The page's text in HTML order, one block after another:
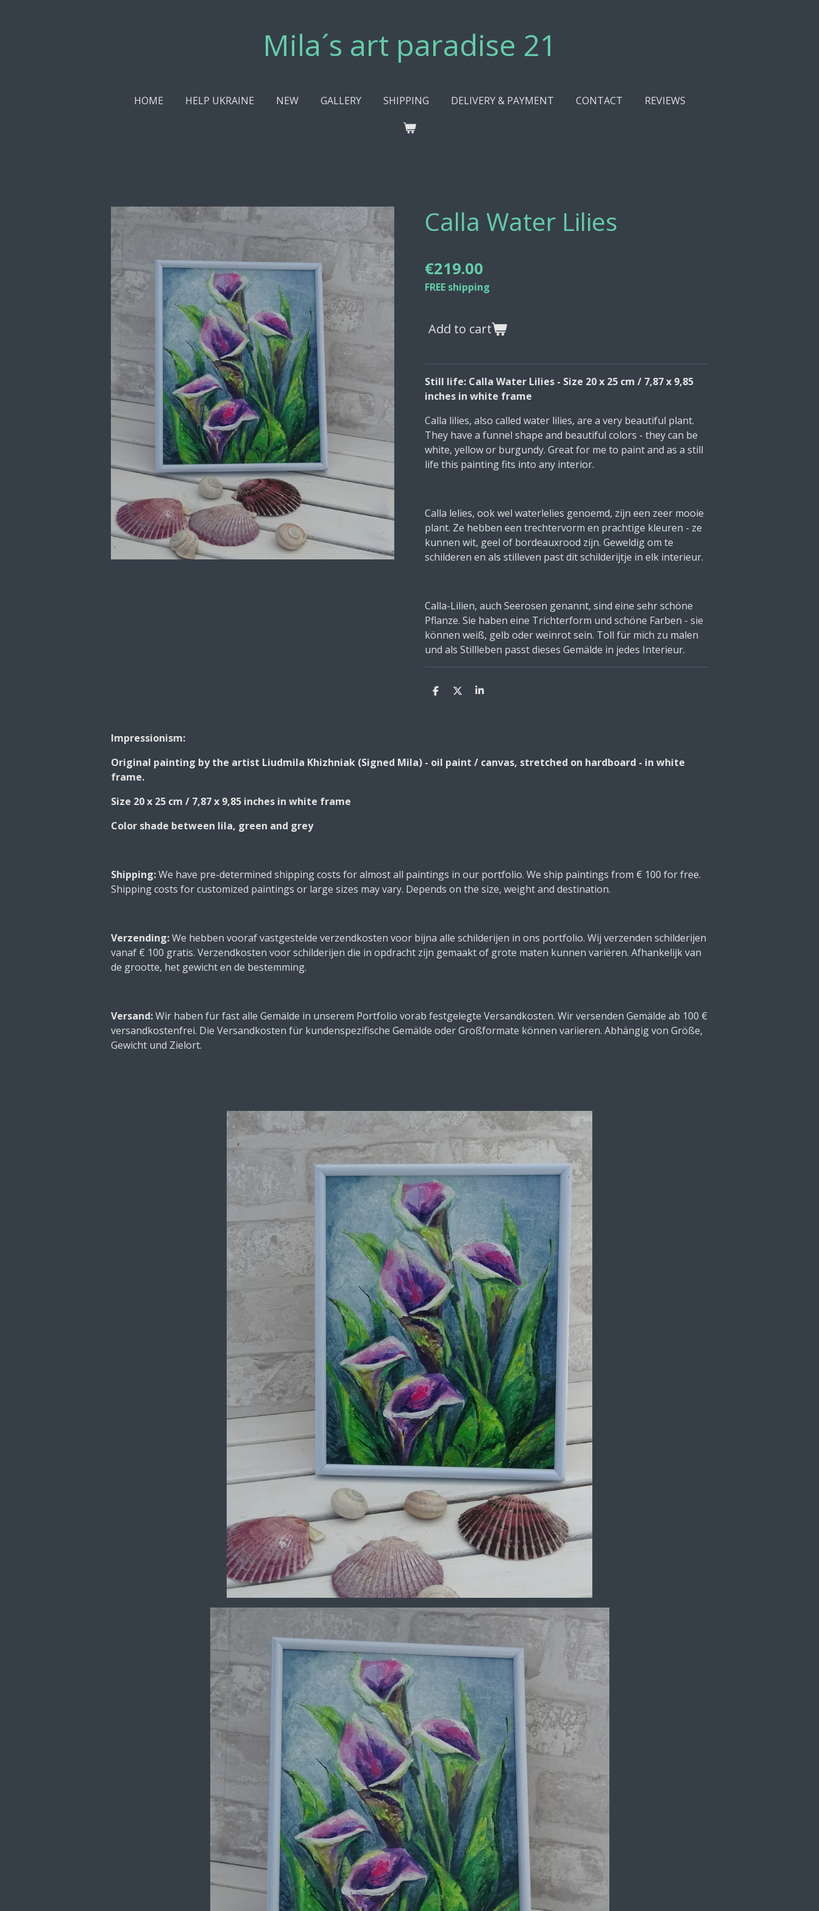
Mila´s art paradise 21
HOME HELP UKRAINE NEW GALLERY SHIPPING DELIVERY & PAYMENT CONTACT REVIEWS
Calla Water Lilies
€219.00
FREE shipping
Add to cart
Still life: Calla Water Lilies - Size 20 x 25 cm / 7,87 x 9,85
inches in white frame
Calla lilies, also called water lilies, are a very beautiful plant.
They have a funnel shape and beautiful colors - they can be
white, yellow or burgundy. Great for me to paint and as a still
life this painting fits into any interior.
Calla lelies, ook wel waterlelies genoemd, zijn een zeer mooie
plant. Ze hebben een trechtervorm en prachtige kleuren - ze
kunnen wit, geel of bordeauxrood zijn. Geweldig om te
schilderen en als stilleven past dit schilderijtje in elk interieur.
Calla-Lilien, auch Seerosen genannt, sind eine sehr schöne
Pflanze. Sie haben eine Trichterform und schöne Farben - sie
können weiß, gelb oder weinrot sein. Toll für mich zu malen
und als Stillleben passt dieses Gemälde in jedes Interieur.
S
S
S
Impressionism:
Original painting by the artist Liudmila Khizhniak (Signed Mila) - oil paint / canvas, stretched on hardboard - in white
frame.
Size 20 x 25 cm / 7,87 x 9,85 inches in white frame
Color shade between lila, green and grey
Shipping:We have pre-determined shipping costs for almost all paintings in our portfolio. We ship paintings from € 100 for free.
Shipping costs for customized paintings or large sizes may vary. Depends on the size, weight and destination.
Verzending:We hebben vooraf vastgestelde verzendkosten voor bijna alle schilderijen in ons portfolio. Wij verzenden schilderijen
vanaf € 100 gratis. Verzendkosten voor schilderijen die in opdracht zijn gemaakt of grote maten kunnen variëren. Afhankelijk van
de grootte, het gewicht en de bestemming.
Versand:Wir haben für fast alle Gemälde in unserem Portfolio vorab festgelegte Versandkosten. Wir versenden Gemälde ab 100 €
versandkostenfrei. Die Versandkosten für kundenspezifische Gemälde oder Großformate können variieren. Abhängig von Größe,
Gewicht und Zielort.